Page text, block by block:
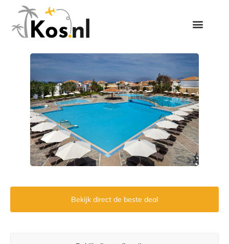
Bekijk direct de beste deal